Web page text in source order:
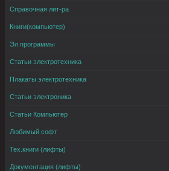
Справочная лит-ра
Книги(компьютер)
Эл.программы
Статьи электротехника
Плакаты электротехника
Статьи электроника
Статьи Компьютер
Любимый софт
Тех.книги (лифты)
Документация (лифты)